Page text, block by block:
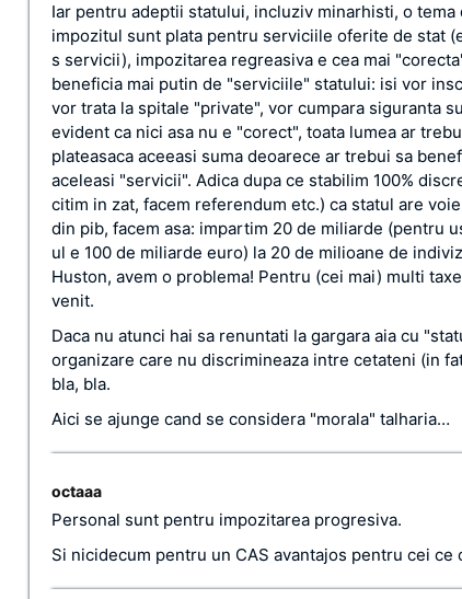
Iar pentru adeptii statului, incluziv minarhisti, o tema
impozitul sunt plata pentru serviciile oferite de stat
s servicii), impozitarea regreasiva e cea mai
beneficia mai putin de "serviciile" statului: isi vor
vor trata la spitale "private", vor cumpara siguranta
evident ca nici asa nu e "corect", toata lumea ar
plateasaca aceeasi suma deoarece ar trebui sa
aceleasi "servicii". Adica dupa ce stabilim 100%
citim in zat, facem referendum etc.) ca statul are
din pib, facem asa: impartim 20 de miliarde (pentru
ul e 100 de miliarde euro) la 20 de milioane de
Huston, avem o problema! Pentru (cei mai) multi
venit.
Daca nu atunci hai sa renuntati la gargara aia cu
organizare care nu discrimineaza intre cetateni (in
bla, bla.
Aici se ajunge cand se considera "morala" talharia…
octaaa
Personal sunt pentru impozitarea progresiva.
Si nicidecum pentru un CAS avantajos pentru cei ce